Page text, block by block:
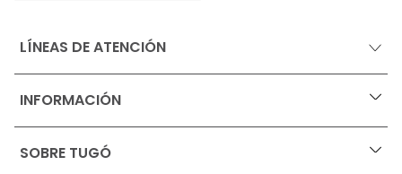
LÍNEAS DE ATENCIÓN
INFORMACIÓN +
Ofertas vigentes
SOBRE TUGÓ +